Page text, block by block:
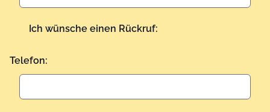
Ich wünsche einen Rückruf:
Telefon: